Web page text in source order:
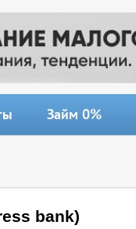
Займ 0%
bank)